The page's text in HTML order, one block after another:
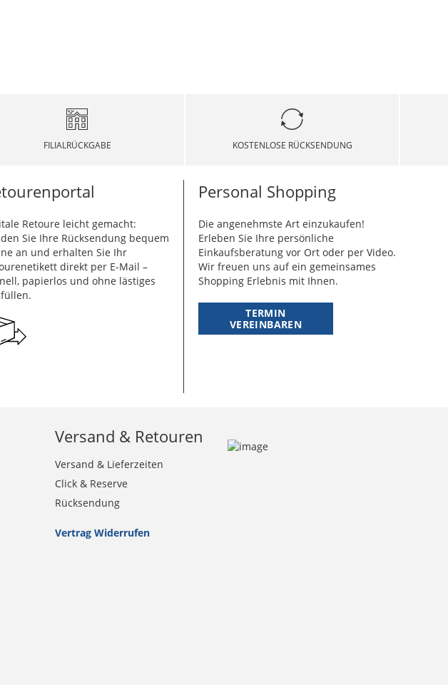
FILIALRÜCKGABE KOSTENLOSE RÜCKSENDUNG
Retoure leicht gemacht:
Sie Ihre Rücksendung bequem
an und erhalten Sie Ihr
direkt per E-Mail –
papierlos und ohne lästiges
Personal Shopping
Die angenehmste Art einzukaufen!
Erleben Sie Ihre persönliche
Einkaufsberatung vor Ort oder per Video.
Wir freuen uns auf ein gemeinsames
Shopping Erlebnis mit Ihnen.
TERMIN
VEREINBAREN
Versand & Retouren
Versand & Lieferzeiten
Click & Reserve
Rücksendung
Vertrag Widerrufen